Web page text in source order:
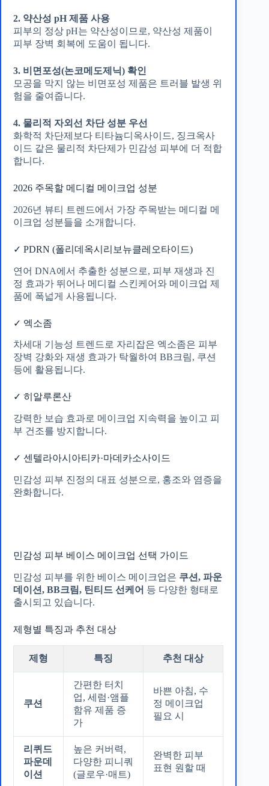
2. 약산성 pH 제품 사용
피부의 정상 pH는 약산성이므로, 약산성 제품이
피부 장벽 회복에 도움이 됩니다.
3. 비면포성(논코메도제닉) 확인
모공을 막지 않는 비면포성 제품은 트러블 발생 위
험을 줄여줍니다.
4. 물리적 자외선 차단 성분 우선
화학적 차단제보다 티타늄디옥사이드, 징크옥사
이드 같은 물리적 차단제가 민감성 피부에 더 적합
합니다.
2026 주목할 메디컬 메이크업 성분
2026년 뷰티 트렌드에서 가장 주목받는 메디컬 메
이크업 성분들을 소개합니다.
✓ PDRN (폴리데옥시리보뉴클레오타이드)
연어 DNA에서 추출한 성분으로, 피부 재생과 진
정 효과가 뛰어나 메디컬 스킨케어와 메이크업 제
품에 폭넓게 사용됩니다.
✓ 엑소좀
차세대 기능성 트렌드로 자리잡은 엑소좀은 피부
장벽 강화와 재생 효과가 탁월하여 BB크림, 쿠션
등에 활용됩니다.
✓ 히알루론산
강력한 보습 효과로 메이크업 지속력을 높이고 피
부 건조를 방지합니다.
✓ 센텔라아시아티카·마데카소사이드
민감성 피부 진정의 대표 성분으로, 홍조와 염증을
완화합니다.
민감성 피부 베이스 메이크업 선택 가이드
민감성 피부를 위한 베이스 메이크업은 쿠션, 파운
데이션, BB크림, 틴티드 선케어 등 다양한 형태로
출시되고 있습니다.
제형별 특징과 추천 대상
제형 특징 추천 대상
쿠션
간편한 터치
업, 세럼·앰플
함유 제품 증
가
바쁜 아침, 수
정 메이크업
필요 시
리퀴드
파운데
이션
높은 커버력,
다양한 피니쿼
(글로우·매트)
완벽한 피부
표현 원할 때